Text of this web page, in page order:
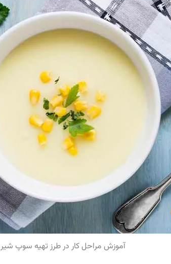
آموزش مراحل کار در طرز تهیه سوپ شیر